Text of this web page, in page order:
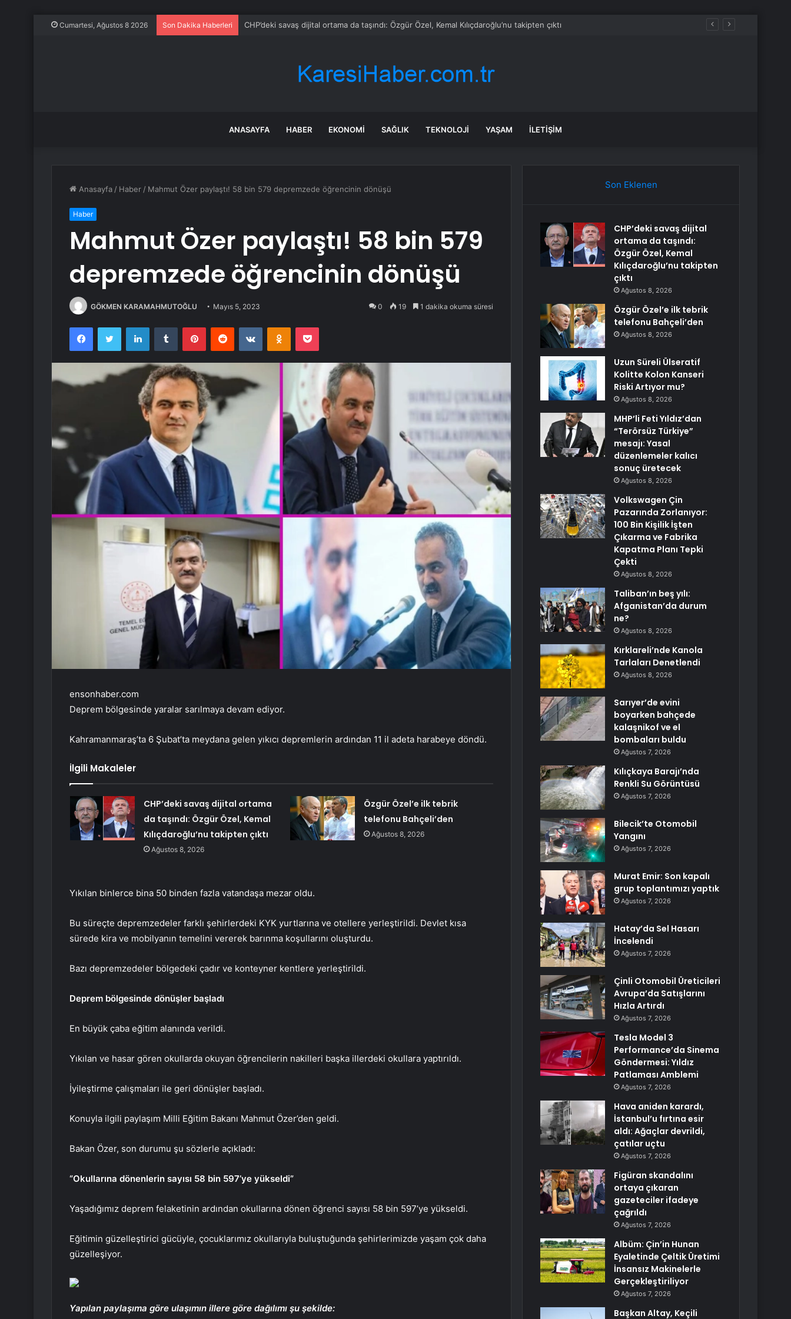
Cumartesi, Ağustos 8 2026 Son Dakika Haberleri Özgür Özel’e ilk tebrik telefonu Bahçeli’den
ANASAYFA HABER EKONOMI SAĞLIK TEKNOLOJI YAŞAM İLETIŞIM
Anasayfa / Haber / Mahmut Özer paylaştı! 58 bin 579 depremzede öğrencinin dönüşü
Haber
Mahmut Özer paylaştı! 58 bin 579
depremzede öğrencinin dönüşü
GÖKMEN KARAMAHMUTOĞLU Mayıs 5, 2023 0 19 1 dakika okuma süresi
FacebookTwitter LinkedInTumblr PinterestReddit VKontakteOdnoklassniki
Pocket
ensonhaber.com
Deprem bölgesinde yaralar sarılmaya devam ediyor.
Kahramanmaraş’ta 6 Şubat’ta meydana gelen yıkıcı depremlerin ardından 11 il adeta harabeye döndü.
İlgili Makaleler
CHP’deki savaş dijital ortama
da taşındı: Özgür Özel, Kemal
Kılıçdaroğlu’nu takipten çıktı
Ağustos 8, 2026
Özgür Özel’e ilk tebrik
telefonu Bahçeli’den
Ağustos 8, 2026
Yıkılan binlerce bina 50 binden fazla vatandaşa mezar oldu.
Bu süreçte depremzedeler farklı şehirlerdeki KYK yurtlarına ve otellere yerleştirildi. Devlet kısa
sürede kira ve mobilyanın temelini vererek barınma koşullarını oluşturdu.
Bazı depremzedeler bölgedeki çadır ve konteyner kentlere yerleştirildi.
Deprem bölgesinde dönüşler başladı
En büyük çaba eğitim alanında verildi.
Yıkılan ve hasar gören okullarda okuyan öğrencilerin nakilleri başka illerdeki okullara yaptırıldı.
İyileştirme çalışmaları ile geri dönüşler başladı.
Konuyla ilgili paylaşım Milli Eğitim Bakanı Mahmut Özer’den geldi.
Bakan Özer, son durumu şu sözlerle açıkladı:
“Okullarına dönenlerin sayısı 58 bin 597’ye yükseldi”
Yaşadığımız deprem felaketinin ardından okullarına dönen öğrenci sayısı 58 bin 597’ye yükseldi.
Eğitimin güzelleştirici gücüyle, çocuklarımız okullarıyla buluştuğunda şehirlerimizde yaşam çok daha
güzelleşiyor.
Yapılan paylaşıma göre ulaşımın illere göre dağılımı şu şekilde:
Son Eklenen
CHP’deki savaş dijital
ortama da taşındı:
Özgür Özel, Kemal
Kılıçdaroğlu’nu takipten
çıktı
Ağustos 8, 2026
Özgür Özel’e ilk tebrik
telefonu Bahçeli’den
Ağustos 8, 2026
Uzun Süreli Ülseratif
Kolitte Kolon Kanseri
Riski Artıyor mu?
Ağustos 8, 2026
MHP’li Feti Yıldız’dan
“Terörsüz Türkiye”
mesajı: Yasal
düzenlemeler kalıcı
sonuç üretecek
Ağustos 8, 2026
Volkswagen Çin
Pazarında Zorlanıyor:
100 Bin Kişilik İşten
Çıkarma ve Fabrika
Kapatma Planı Tepki
Çekti
Ağustos 8, 2026
Taliban’ın beş yılı:
Afganistan’da durum
ne?
Ağustos 8, 2026
Kırklareli’nde Kanola
Tarlaları Denetlendi
Ağustos 8, 2026
Sarıyer’de evini
boyarken bahçede
kalaşnikof ve el
bombaları buldu
Ağustos 7, 2026
Kılıçkaya Barajı’nda
Renkli Su Görüntüsü
Ağustos 7, 2026
Bilecik’te Otomobil
Yangını
Ağustos 7, 2026
Murat Emir: Son kapalı
grup toplantımızı yaptık
Ağustos 7, 2026
Hatay’da Sel Hasarı
İncelendi
Ağustos 7, 2026
Çinli Otomobil Üreticileri
Avrupa’da Satışlarını
Hızla Artırdı
Ağustos 7, 2026
Tesla Model 3
Performance’da Sinema
Göndermesi: Yıldız
Patlaması Amblemi
Ağustos 7, 2026
Hava aniden karardı,
İstanbul’u fırtına esir
aldı: Ağaçlar devrildi,
çatılar uçtu
Ağustos 7, 2026
Figüran skandalını
ortaya çıkaran
gazeteciler ifadeye
çağrıldı
Ağustos 7, 2026
Albüm: Çin’in Hunan
Eyaletinde Çeltik Üretimi
İnsansız Makinelerle
Gerçekleştiriliyor
Ağustos 7, 2026
Başkan Altay, Keçili